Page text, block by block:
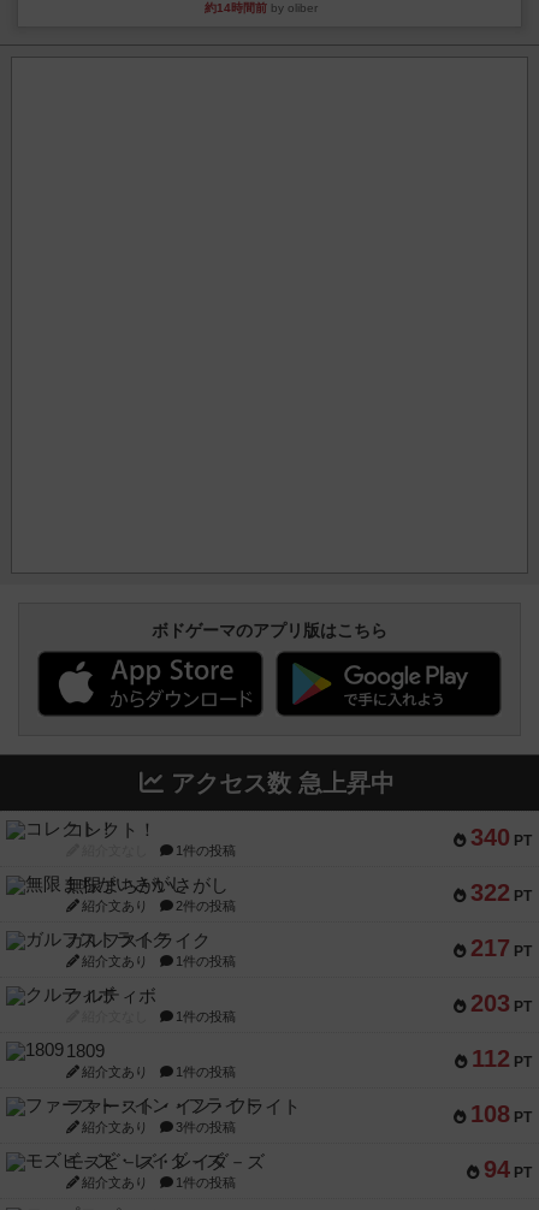
約14時間前 by oliber
ボドゲーマのアプリ版はこちら
アクセス数 急上昇中
340 PT
コレクト！
1件の投稿
322 PT
無限まちがいさがし
紹介文あり 2件の投稿
217 PT
ガルフストライク
紹介文あり 1件の投稿
203 PT
クルティボ
1件の投稿
112 PT
1809
紹介文あり 1件の投稿
108 PT
ファースト・イン・フライト
紹介文あり 3件の投稿
94 PT
モズビ－ズ・レイダ－ズ
紹介文あり 1件の投稿